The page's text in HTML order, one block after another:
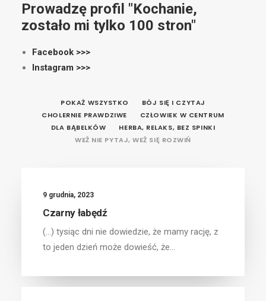
Prowadzę profil "Kochanie,
zostało mi tylko 100 stron"
Facebook >>>
Instagram >>>
POKAŻ WSZYSTKO
BÓJ SIĘ I CZYTAJ
CHOLERNIE PRAWDZIWE
CZŁOWIEK W CENTRUM
DLA BĄBELKÓW
HERBA, RELAKS, BEZ SPINKI
WEŹ NIE PYTAJ, WEŹ SIĘ ROZWIŃ
9 grudnia, 2023
Czarny łabędź
(...) tysiąc dni nie dowiedzie, że mamy rację, z
to jeden dzień może dowieść, że…